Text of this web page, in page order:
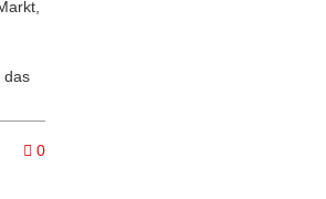
upgraden und selbst bauen
das
0Kommentare zum Artikel NZXT H2 –